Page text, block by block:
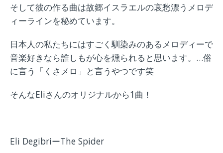
そして彼の作る曲は故郷イスラエルの哀愁漂うメロデ
ィーラインを秘めています。
日本人の私たちにはすごく馴染みのあるメロディーで
音楽好きなら誰しもが心を燻られると思います。…俗
に言う「くさメロ」と言うやつです笑
そんなEliさんのオリジナルから1曲！
Eli DegibriーThe Spider